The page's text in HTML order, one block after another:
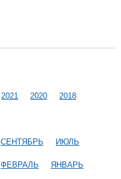
2021 2020 2018
СЕНТЯБРЬ ИЮЛЬ
ФЕВРАЛЬ ЯНВАРЬ